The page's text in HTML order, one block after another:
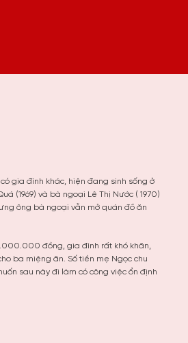
gia đình khác, hiện đang sinh sống ở
(1969) và bà ngoại Lê Thị Nước ( 1970)
ông bà ngoại vẫn mở quán đồ ăn
đồng, gia đình rất khó khăn,
ba miệng ăn. Số tiền mẹ Ngọc chu
sau này đi làm có công việc ổn định